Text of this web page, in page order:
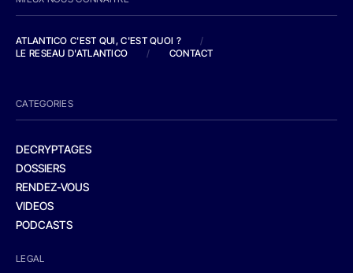
ATLANTICO C'EST QUI, C'EST QUOI ?
/
LE RESEAU D'ATLANTICO
/ CONTACT
CATEGORIES
DECRYPTAGES
DOSSIERS
RENDEZ-VOUS
VIDEOS
PODCASTS
LEGAL